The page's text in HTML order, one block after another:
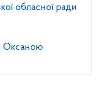
обласної ради
Оксаною